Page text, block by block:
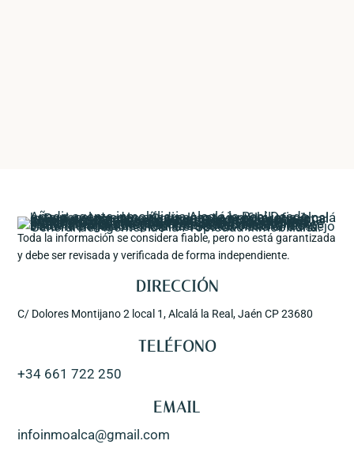
Toda la información se considera fiable, pero no está garantizada
y debe ser revisada y verificada de forma independiente.
DIRECCIÓN
C/ Dolores Montijano 2 local 1, Alcalá la Real, Jaén CP 23680
TELÉFONO
+34 661 722 250
EMAIL
infoinmoalca@gmail.com